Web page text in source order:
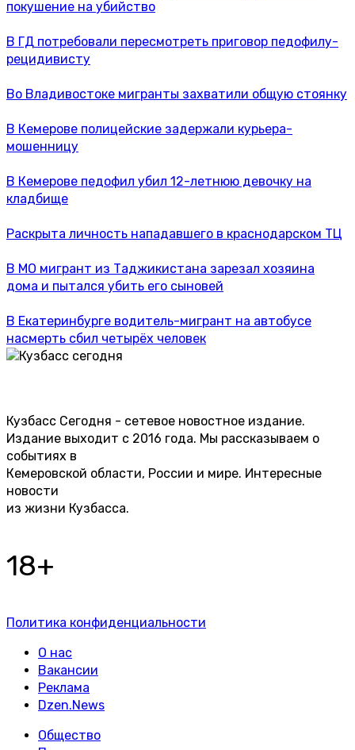
покушение на убийство
В ГД потребовали пересмотреть приговор педофилу-
рецидивисту
Во Владивостоке мигранты захватили общую стоянку
В Кемерове полицейские задержали курьера-
мошенницу
В Кемерове педофил убил 12-летнюю девочку на
кладбище
Раскрыта личность нападавшего в краснодарском ТЦ
В МО мигрант из Таджикистана зарезал хозяина
дома и пытался убить его сыновей
В Екатеринбурге водитель-мигрант на автобусе
насмерть сбил четырёх человек
Кузбасс Сегодня - сетевое новостное издание.
Издание выходит с 2016 года. Мы рассказываем о
событиях в
Кемеровской области, России и мире. Интересные
новости
из жизни Кузбасса.
18+
Политика конфиденциальности
О нас
Вакансии
Реклама
Dzen.News
Общество